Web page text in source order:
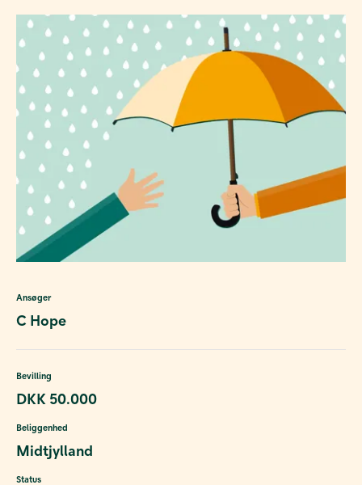
Ansøger
C Hope
Bevilling
DKK 50.000
Beliggenhed
Midtjylland
Status